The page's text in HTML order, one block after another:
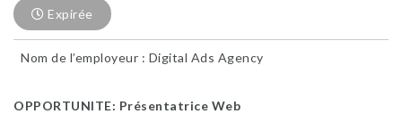
Expirée
Nom de l’employeur : Digital Ads Agency
OPPORTUNITE: Présentatrice Web